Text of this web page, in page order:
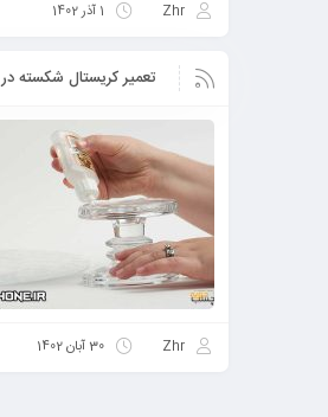
Zhr 1 آذر 1402
تعمیر کریستال شکسته در 5 مرحله ساده
Zhr 30 آبان 1402